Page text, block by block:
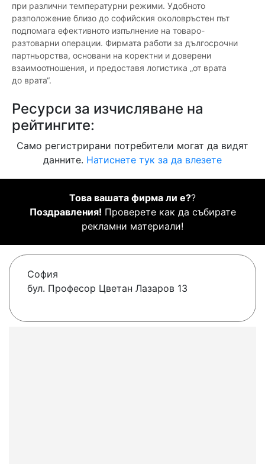
при различни температурни режими. Удобното
разположение близо до софийския околовръстен път
подпомага ефективното изпълнение на товаро-
разтоварни операции. Фирмата работи за дългосрочни
партньорства, основани на коректни и доверени
взаимоотношения, и предоставя логистика „от врата
до врата“.
Ресурси за изчисляване на
рейтингите:
Само регистрирани потребители могат да видят
данните. Натиснете тук за да влезете
Това вашата фирма ли е??
Поздравления! Проверете как да събирате
рекламни материали!
София
бул. Професор Цветан Лазаров 13